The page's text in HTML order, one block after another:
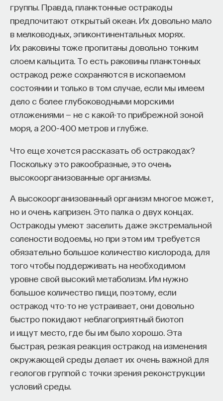
группы. Правда, планктонные остракоды
предпочитают открытый океан. Их довольно мало
в мелководных, эпиконтинентальных морях.
Их раковины тоже пропитаны довольно тонким
слоем кальцита. То есть раковины планктонных
остракод реже сохраняются в ископаемом
состоянии и только в том случае, если мы имеем
дело с более глубоководными морскими
отложениями — не с какой-то прибрежной зоной
моря, а 200–400 метров и глубже.
Что еще хочется рассказать об остракодах?
Поскольку это ракообразные, это очень
высокоорганизованные организмы.
А высокоорганизованный организм многое может,
но и очень капризен. Это палка о двух концах.
Остракоды умеют заселить даже экстремальной
солености водоемы, но при этом им требуется
обязательно большое количество кислорода, для
того чтобы поддерживать на необходимом
уровне свой высокий метаболизм. Им нужно
большое количество пищи, поэтому, если
остракод что-то не устраивает, они довольно
быстро покидают неблагоприятный биотоп
и ищут место, где бы им было хорошо. Эта
быстрая, резкая реакция остракод на изменения
окружающей среды делает их очень важной для
геологов группой с точки зрения реконструкции
условий среды.
ПАРТНЁР ПРОЕКТА
Что такое партнёрский материал?
Внеси свой вклад в дело
просвещения!